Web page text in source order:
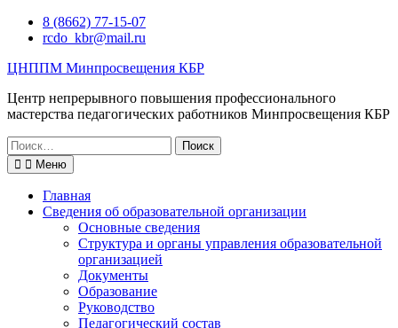
Перейти8 (8662) 77-15-07
rcdo_kbr@mail.ru
ЦНППМ Минпросвещения КБР
Центр непрерывного повышения профессионального
мастерства педагогических работников Минпросвещения КБР
Искать:
Меню
Главная
Сведения об образовательной организации
Основные сведения
Структура и органы управления образовательной
организацией
Документы
Образование
Руководство
Педагогический состав